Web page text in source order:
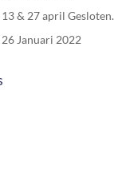
& 27 april Gesloten.
Januari 2022